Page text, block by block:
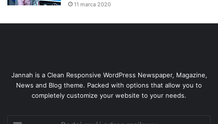
11 marca 2020
Jannah is a Clean Responsive WordPress Newspaper, Magazine,
News and Blog theme. Packed with options that allow you to
completely customize your website to your needs.